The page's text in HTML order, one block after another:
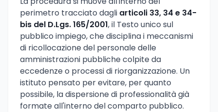
perimetro tracciato dagli articoli 33, 34 e 34-
bis del D.Lgs. 165/2001, il Testo unico sul
pubblico impiego, che disciplina i meccanismi
di ricollocazione del personale delle
amministrazioni pubbliche colpite da
eccedenze o processi di riorganizzazione. Un
istituto pensato per evitare, per quanto
possibile, la dispersione di professionalità già
formate all'interno del comparto pubblico.